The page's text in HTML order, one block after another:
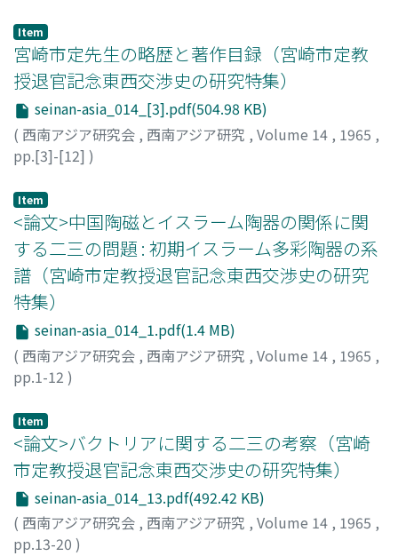
Item
宮崎市定先生の略歴と著作目録（宮崎市定教
授退官記念東西交渉史の研究特集）
seinan-asia_014_[3].pdf(504.98 KB)
( 西南アジア研究会 , 西南アジア研究 , Volume 14 , 1965 ,
pp.[3]-[12] )
Item
<論文>中国陶磁とイスラーム陶器の関係に関
する二三の問題 : 初期イスラーム多彩陶器の系
譜（宮崎市定教授退官記念東西交渉史の研究
特集）
seinan-asia_014_1.pdf(1.4 MB)
( 西南アジア研究会 , 西南アジア研究 , Volume 14 , 1965 ,
pp.1-12 )
Item
<論文>バクトリアに関する二三の考察（宮崎
市定教授退官記念東西交渉史の研究特集）
seinan-asia_014_13.pdf(492.42 KB)
( 西南アジア研究会 , 西南アジア研究 , Volume 14 , 1965 ,
pp.13-20 )